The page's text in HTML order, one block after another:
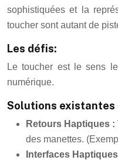
sophistiquées et la
toucher sont autant de
Les défis:
Le toucher est le sens
numérique.
Solutions existantes
Retours Haptiques :
des manettes.
Interfaces